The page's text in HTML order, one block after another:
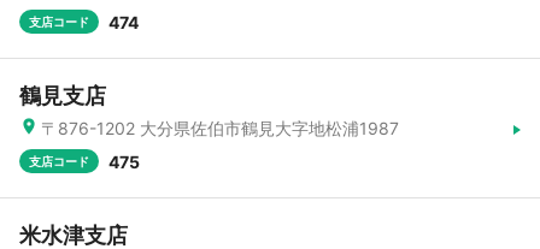
支店コード 474
鶴見支店
〒876-1202 大分県佐伯市鶴見大字地松浦1987
支店コード 475
米水津支店